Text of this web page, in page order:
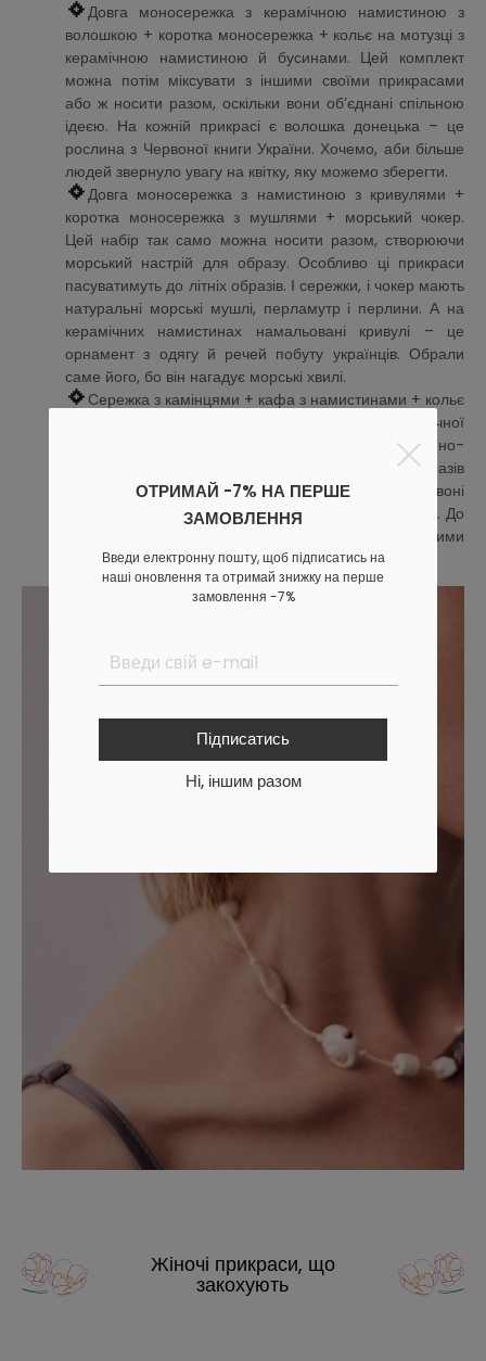
ОТРИМАЙ -7% НА ПЕРШЕ
ЗАМОВЛЕННЯ
Введи електронну пошту, щоб підписатись на
наші оновлення та отримай знижку на перше
замовлення -7%
Підписатись
Ні, іншим разом
Довга моносережка з керамічною намистиною з
волошкою + коротка моносережка + кольє на мотузці з
керамічною намистиною й бусинами. Цей комплект
можна потім міксувати з іншими своїми прикрасами
або ж носити разом, оскільки вони об’єднані спільною
ідеєю. На кожній прикрасі є волошка донецька – це
рослина з Червоної книги України. Хочемо, аби більше
людей звернуло увагу на квітку, яку можемо зберегти.
Довга моносережка з намистиною з кривулями +
коротка моносережка з мушлями + морський чокер.
Цей набір так само можна носити разом, створюючи
морський настрій для образу. Особливо ці прикраси
пасуватимуть до літніх образів. І сережки, і чокер мають
натуральні морські мушлі, перламутр і перлини. А на
керамічних намистинах намальовані кривулі – це
орнамент з одягу й речей побуту українців. Обрали
саме його, бо він нагадує морські хвилі.
Сережка з камінцями + кафа з намистинами + кольє
з курочкою з квітами. Тут уся увага – для керамічної
намистини з курочкою. Її залишили на довгому темно-
червоному мотузочку, який можна декілька разів
обв’язати навколо шиї. На курочці намальовані червоні
квіти. А на сережках є натуральні камінці й перлини. До
цього комплекту можна купити кольє й з іншими
керамічними намистинами: коника або ластівку.
Жіночі прикраси, що
закохують